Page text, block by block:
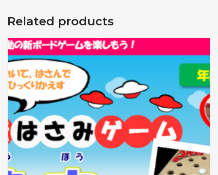
Related products